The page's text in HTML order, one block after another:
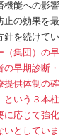
機能への影響
止の効果を最
針を続けてい
（集団）の早
早期診断・
提供体制の確
という３本柱
に応じて強化
いとしていま